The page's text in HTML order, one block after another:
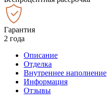
Гарантия
2 года
Описание
Отделка
Внутреннее наполнение
Информация
Отзывы